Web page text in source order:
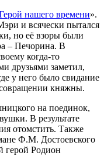
нашего времени».
и всячески пытался
но её взоры были
– Печорина. В
когда-то
друзьями заметил,
у него было свидание
княжны.
на поединок,
В результате
отомстить. Также
Ф.М. Достоевского
герой Родион